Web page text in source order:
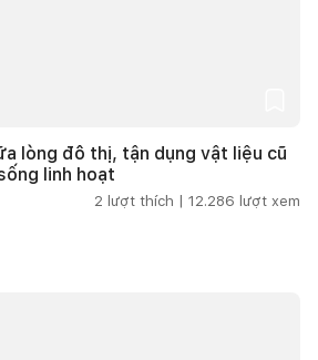
lòng đô thị, tận dụng vật liệu cũ
linh hoạt
2 lượt thích | 12.286 lượt xem